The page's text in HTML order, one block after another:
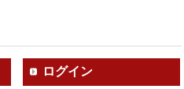
ログイン